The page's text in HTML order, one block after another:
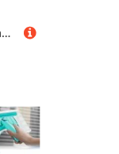
Edelstahl-Glasabzieher für Badezimmer, Silikonbronze, Auto-Windschutzscheiben- und Türabzieher, Fliesenwischer für Keramikfliesen im Haushalt